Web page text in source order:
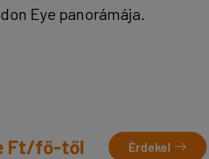
Eye panorámája.
Ft/fő-től Érdekel